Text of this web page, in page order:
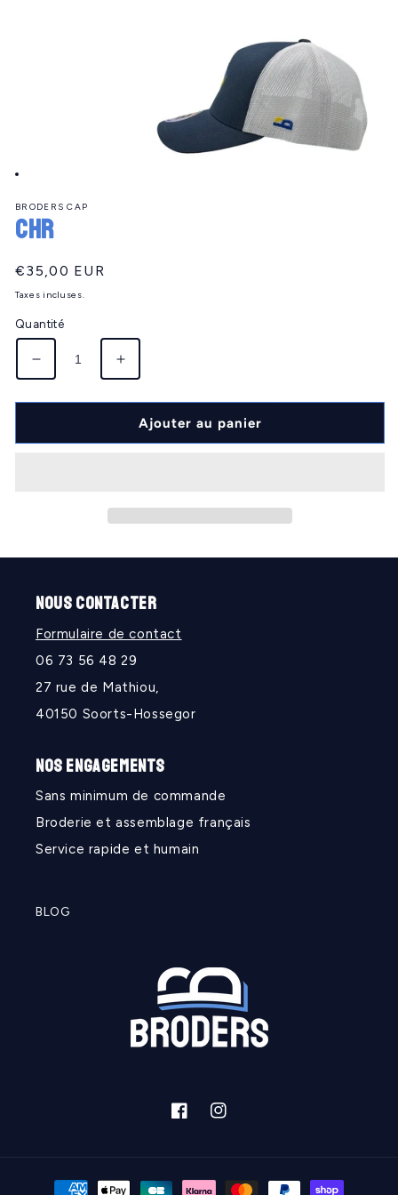
média
1
dans
modale
BRODERS CAP
CHR
Prix
habituel
€35,00 EUR
Taxes incluses.
Quantité
Réduire
la
quantité
CHR
Augmenter
la
quantité
CHR
Ajouter au panier
NOUS CONTACTER
Formulaire de contact
06 73 56 48 29
27 rue de Mathiou,
40150 Soorts-Hossegor
NOS ENGAGEMENTS
Sans minimum de commande
Broderie et assemblage français
Service rapide et humain
BLOG
FacebookInstagram
Moyens